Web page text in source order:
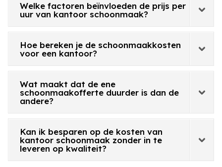
Welke factoren beïnvloeden de prijs per
uur van kantoor schoonmaak?
Hoe bereken je de schoonmaakkosten
voor een kantoor?
Wat maakt dat de ene
schoonmaakofferte duurder is dan de
andere?
Kan ik besparen op de kosten van
kantoor schoonmaak zonder in te
leveren op kwaliteit?